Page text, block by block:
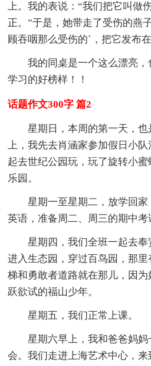
上。我的表说：“我们把它叫做
正。”于是，她带走了受伤的燕
顾吞咽那么受伤的`，把它发布在
我的同桌是一个这么漂亮
学习的好榜样！！
话题作文300字 篇2
星期日，本周的第一天，
上，我先去肖涵家参加假日小
起去世纪公园玩，玩了旋转小
乐园。
星期一至星期二，放学回
英语，准备周二、周三的期中考
星期四，我们全班一起去奉
进入生态园，穿过百鸟园，那
梯和勇敢者道路就在那儿，因
跃欲试的福山少年。
星期五，我们正常上课。
星期六早上，我和爸爸妈
会。我们走进上海艺术中心，